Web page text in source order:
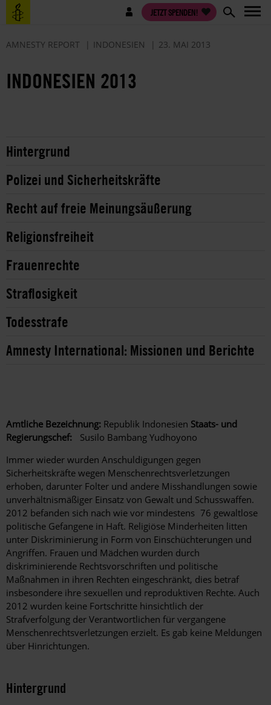
Direkt
zum
Benutzermenü JETZT SPENDEN!
AMNESTY REPORT INDONESIEN 23. MAI 2013
INDONESIEN 2013
Hintergrund
Polizei und Sicherheitskräfte
Recht auf freie Meinungsäußerung
Religionsfreiheit
Frauenrechte
Straflosigkeit
Todesstrafe
Amnesty International: Missionen und Berichte
Amtliche Bezeichnung: Republik Indonesien Staats- und
Regierungschef: Susilo Bambang Yudhoyono
Immer wieder wurden Anschuldigungen gegen
Sicherheitskräfte wegen Menschenrechtsverletzungen
erhoben, darunter Folter und andere Misshandlungen sowie
unverhältnismäßiger Einsatz von Gewalt und Schusswaffen.
2012 befanden sich nach wie vor mindestens 76 gewaltlose
politische Gefangene in Haft. Religiöse Minderheiten litten
unter Diskriminierung in Form von Einschüchterungen und
Angriffen. Frauen und Mädchen wurden durch
diskriminierende Rechtsvorschriften und politische
Maßnahmen in ihren Rechten eingeschränkt, dies betraf
insbesondere ihre sexuellen und reproduktiven Rechte. Auch
2012 wurden keine Fortschritte hinsichtlich der
Strafverfolgung der Verantwortlichen für vergangene
Menschenrechtsverletzungen erzielt. Es gab keine Meldungen
über Hinrichtungen.
Hintergrund